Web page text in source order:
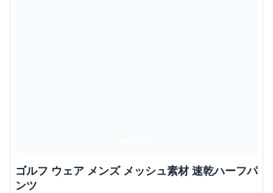
ゴルフ ウェア メンズ メッシュ素材 速乾ハーフパ
ンツ